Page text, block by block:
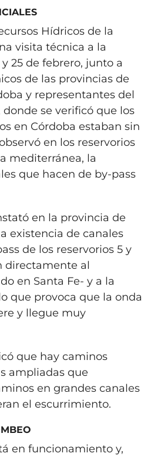
Hídricos de la
visita técnica a la
25 de febrero, junto a
de las provincias de
y representantes del
se verificó que los
en Córdoba estaban sin
en los reservorios
mediterránea, la
que hacen de by-pass
en la provincia de
existencia de canales
de los reservorios 5 y
directamente al
en Santa Fe- y a la
que provoca que la onda
y llegue muy
que hay caminos
ampliadas que
en grandes canales
el escurrimiento.
en funcionamiento y,